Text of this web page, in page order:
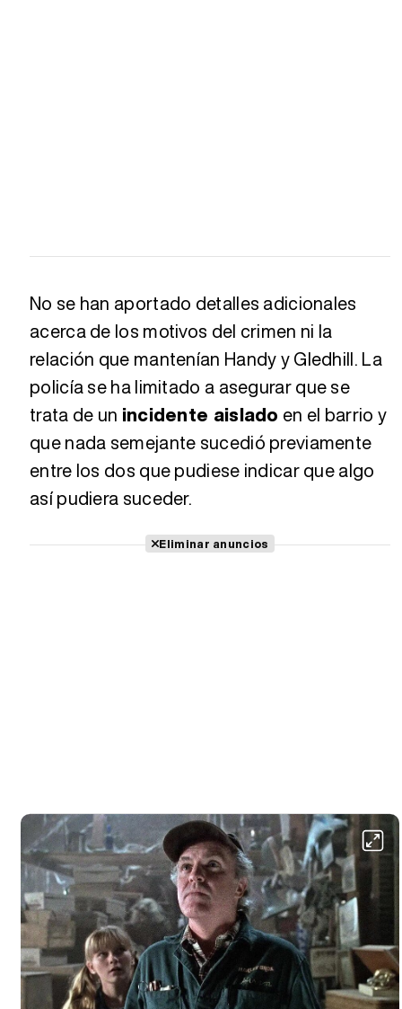
No se han aportado detalles adicionales
acerca de los motivos del crimen ni la
relación que mantenían Handy y Gledhill. La
policía se ha limitado a asegurar que se
trata de un incidente aislado en el barrio y
que nada semejante sucedió previamente
entre los dos que pudiese indicar que algo
así pudiera suceder.
Eliminar anuncios